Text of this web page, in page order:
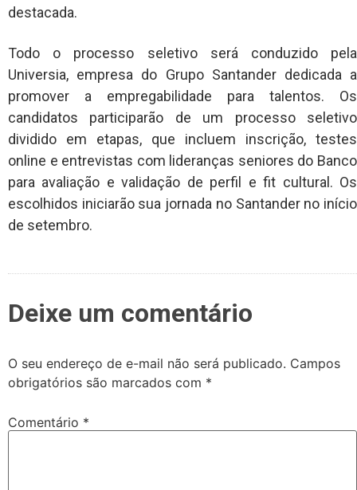
destacada.
Todo o processo seletivo será conduzido pela
Universia, empresa do Grupo Santander dedicada a
promover a empregabilidade para talentos. Os
candidatos participarão de um processo seletivo
dividido em etapas, que incluem inscrição, testes
online e entrevistas com lideranças seniores do Banco
para avaliação e validação de perfil e fit cultural. Os
escolhidos iniciarão sua jornada no Santander no início
de setembro.
Deixe um comentário
O seu endereço de e-mail não será publicado. Campos
obrigatórios são marcados com *
Comentário *